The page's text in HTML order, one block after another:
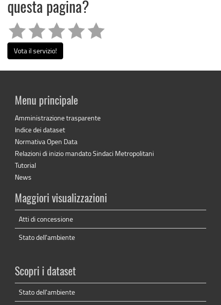
questa pagina?
Vota il servizio!
Menu principale
Amministrazione trasparente
Indice dei dataset
Normativa Open Data
Relazioni di inizio mandato Sindaci Metropolitani
Tutorial
News
Maggiori visualizzazioni
Atti di concessione
Stato dell'ambiente
Scopri i dataset
Stato dell'ambiente